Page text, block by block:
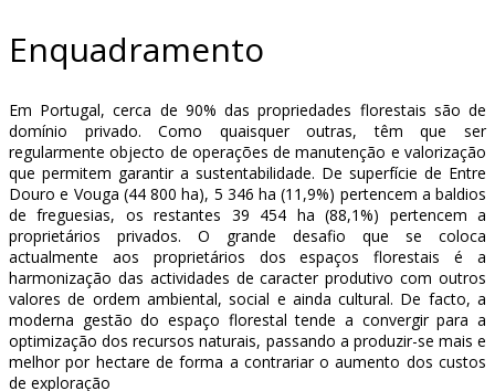
Enquadramento
Em Portugal, cerca de 90% das propriedades florestais são de
domínio privado. Como quaisquer outras, têm que ser
regularmente objecto de operações de manutenção e valorização
que permitem garantir a sustentabilidade. De superfície de Entre
Douro e Vouga (44 800 ha), 5 346 ha (11,9%) pertencem a baldios
de freguesias, os restantes 39 454 ha (88,1%) pertencem a
proprietários privados. O grande desafio que se coloca
actualmente aos proprietários dos espaços florestais é a
harmonização das actividades de caracter produtivo com outros
valores de ordem ambiental, social e ainda cultural. De facto, a
moderna gestão do espaço florestal tende a convergir para a
optimização dos recursos naturais, passando a produzir-se mais e
melhor por hectare de forma a contrariar o aumento dos custos
de exploração